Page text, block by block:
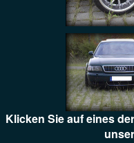
Klicken Sie auf eines